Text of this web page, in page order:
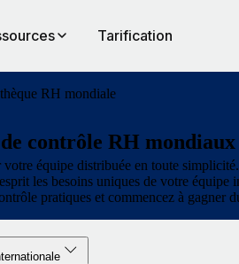
Tarification
RH mondiale
contrôle RH mondiaux
équipe distribuée en toute
les besoins uniques de votre équipe
pratiques et commencez à gagner